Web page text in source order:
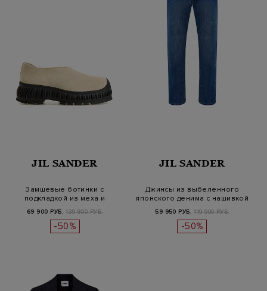
JIL SANDER
Замшевые ботинки с
подкладкой из меха и
влагозащитными…
69 900 РУБ. 139 800 РУБ.
-50%
JIL SANDER
Джинсы из выбеленного
японского денима с нашивкой
на п…
59 950 РУБ. 119 900 РУБ.
-50%